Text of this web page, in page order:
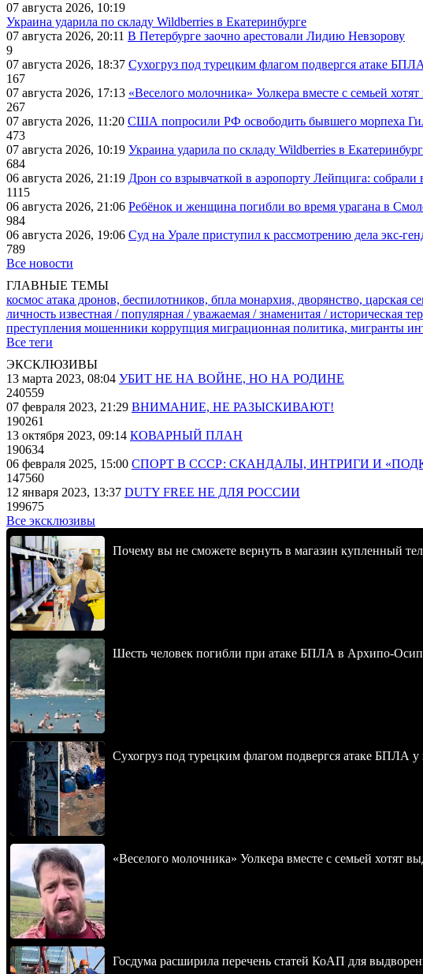
07 августа 2026, 10:19
Украина ударила по складу Wildberries в Екатеринбурге
07 августа 2026, 20:11 В Петербурге заочно арестовали Лидию Невзорову
9
07 августа 2026, 18:37 Сухогруз под турецким флагом подвергся атаке
167
07 августа 2026, 17:13 «Веселого молочника» Уолкера вместе с семьей
267
07 августа 2026, 11:20 США попросили РФ освободить бывшего морпеха
473
07 августа 2026, 10:19 Украина ударила по складу Wildberries в
684
06 августа 2026, 21:19 Дрон со взрывчаткой в аэропорту Лейпцига: собрали
1115
06 августа 2026, 21:06 Ребёнок и женщина погибли во время урагана в
984
06 августа 2026, 19:06 Суд на Урале приступил к рассмотрению дела экс-
789
Все новости
ГЛАВНЫЕ ТЕМЫ
космос атака дронов, беспилотников, бпла монархия, дворянство, царская
личность известная / популярная / уважаемая / знаменитая / историческая
преступления мошенники коррупция миграционная политика, мигранты
Все теги
ЭКСКЛЮЗИВЫ
13 марта 2023, 08:04 УБИТ НЕ НА ВОЙНЕ, НО НА РОДИНЕ
240559
07 февраля 2023, 21:29 ВНИМАНИЕ, НЕ РАЗЫСКИВАЮТ!
190261
13 октября 2023, 09:14 КОВАРНЫЙ ПЛАН
190634
06 февраля 2025, 15:00 СПОРТ В СССР: СКАНДАЛЫ, ИНТРИГИ И
147560
12 января 2023, 13:37 DUTY FREE НЕ ДЛЯ РОССИИ
199675
Все эксклюзивы
Почему вы не сможете вернуть в магазин купленный
Шесть человек погибли при атаке БПЛА в Архипо-
Сухогруз под турецким флагом подвергся атаке БПЛА
«Веселого молочника» Уолкера вместе с семьей хотят
Госдума расширила перечень статей КоАП для